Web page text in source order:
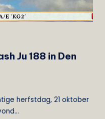
Ju 188 in Den
herfstdag, 21 oktober